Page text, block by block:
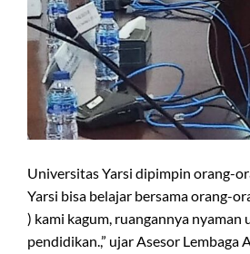
Universitas Yarsi dipimpin orang-
Yarsi bisa belajar bersama orang-
) kami kagum, ruangannya
pendidikan.,” ujar Asesor